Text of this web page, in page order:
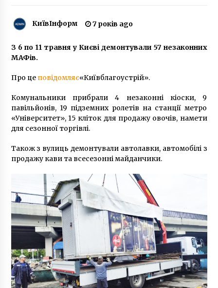
5 років ago
Олександр Вертинський: сирота, крадій,
8 років ago
Замість A$AP Rocky на Atlas Weekend 2019
виступить A$AP Ferg
7 років ago
прапор
6 років ago
У Києві водій маршрутки без прав зламав
ногу пасажиру
6 років ago
СБУ викрила проросійського інтернет-
агітатора у Києві
6 років ago
Північний міст в Києві отримав таблички з
“ім’ям”
КиївІнформ 7 років ago
З 6 по 11 травня у Києві демонтували 57 незаконних
МАФів.
Про це повідомляє«Київблагоустрій».
Комунальники прибрали 4 незаконні кіоски, 9
павільйонів, 19 підземних ролетів на станції метро
«Університет», 15 кліток для продажу овочів, намети
для сезонної торгівлі.
Також з вулиць демонтували автолавки, автомобілі з
продажу кави та всесезонні майданчики.